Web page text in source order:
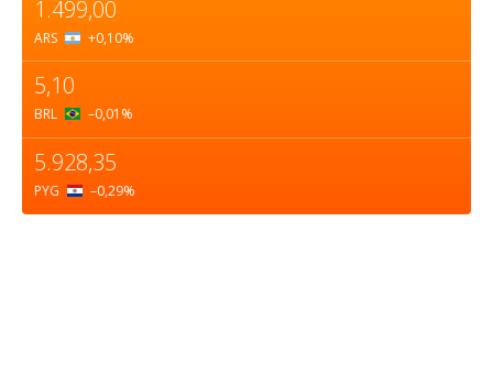
1.499,00
ARS +0,10%
5,10
BRL –0,01 %
5.928,35
PYG –0,29%